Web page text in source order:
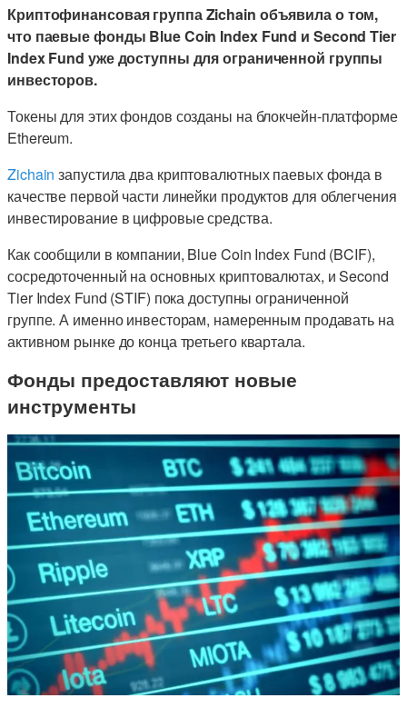
Криптофинансовая группа Zichain объявила о том,
что паевые фонды Blue Coin Index Fund и Second Tier
Index Fund уже доступны для ограниченной группы
инвесторов.
Токены для этих фондов созданы на блокчейн-платформе
Ethereum.
Zichain запустила два криптовалютных паевых фонда в
качестве первой части линейки продуктов для облегчения
инвестирование в цифровые средства.
Как сообщили в компании, Blue Coin Index Fund (BCIF),
сосредоточенный на основных криптовалютах, и Second
Tier Index Fund (STIF) пока доступны ограниченной
группе. А именно инвесторам, намеренным продавать на
активном рынке до конца третьего квартала.
Фонды предоставляют новые
инструменты